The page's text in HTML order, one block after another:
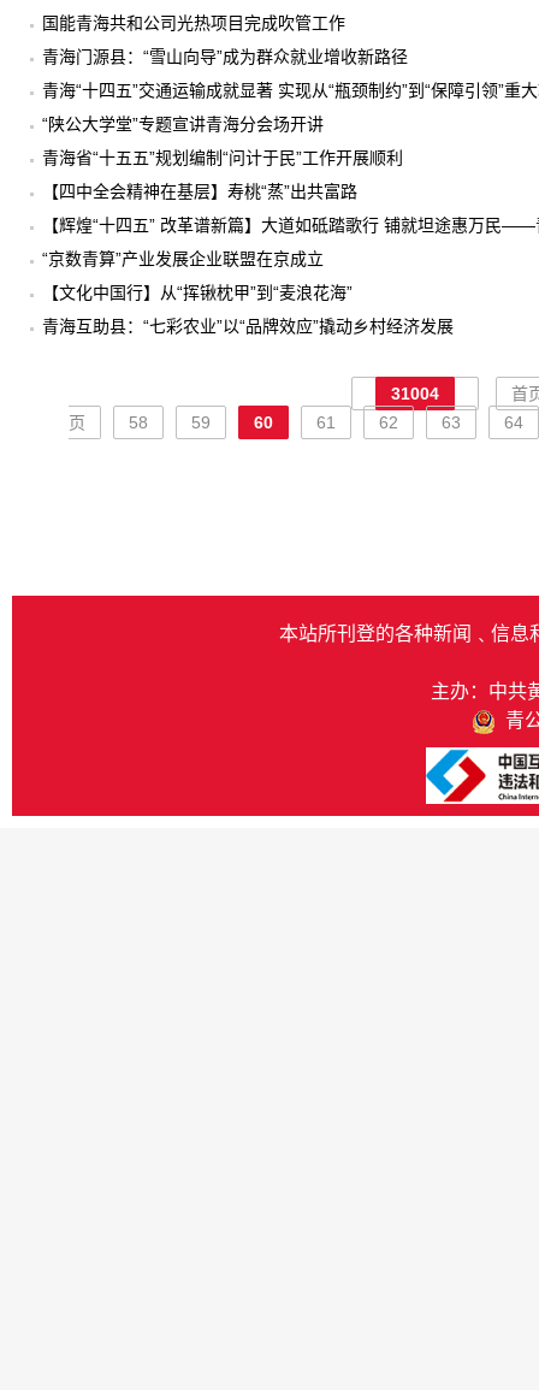
国能青海共和公司光热项目完成吹管工作
青海门源县：“雪山向导”成为群众就业增收新路径
青海“十四五”交通运输成就显著 实现从“瓶颈制约”到“保障引领”重
“陕公大学堂”专题宣讲青海分会场开讲
青海省“十五五”规划编制“问计于民”工作开展顺利
【四中全会精神在基层】寿桃“蒸”出共富路
【辉煌“十四五” 改革谱新篇】大道如砥踏歌行 铺就坦途惠万民
“京数青算”产业发展企业联盟在京成立
【文化中国行】从“挥锹枕甲”到“麦浪花海”
青海互助县：“七彩农业”以“品牌效应”撬动乡村经济发展
31004
首
页
58 59 60 61 62 63 64
本站所刊登的各种新闻﹑信息
主办：中共
青